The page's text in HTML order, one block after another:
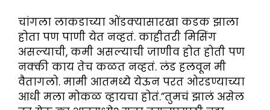
चांगला लाकडाच्या ओंडक्यासारखा कडक झाला
होता पण पाणी येत नव्हतं. काहीतरी मिसिंग
असल्याची, कमी असल्याची जाणीव होत होती पण
नक्की काय तेच कळत नव्हतं. लंड हलवून मी
वैतागलो. मामी आतमध्ये येऊन परत ओरडण्याच्या
आधी मला मोकळ व्हायचा होतं.”तुमचं झालं असेल